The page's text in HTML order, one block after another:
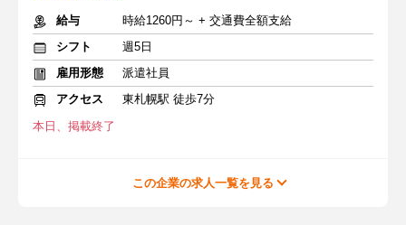
給与
時給1260円～ + 交通費全額支給
シフト
週5日
雇用形態
派遣社員
アクセス
東札幌駅 徒歩7分
本日、掲載終了
この企業の求人一覧を見る